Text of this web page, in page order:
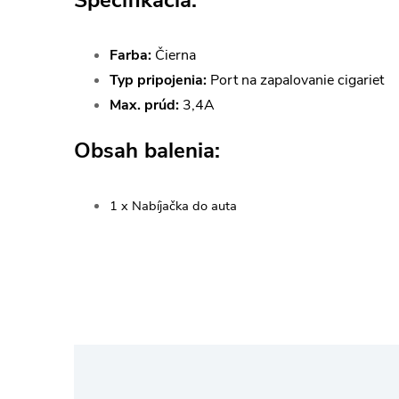
Farba: Čierna
Typ pripojenia: Port na zapalovanie cigariet
Max. prúd: 3,4A
Obsah balenia:
1 x Nabíjačka do auta